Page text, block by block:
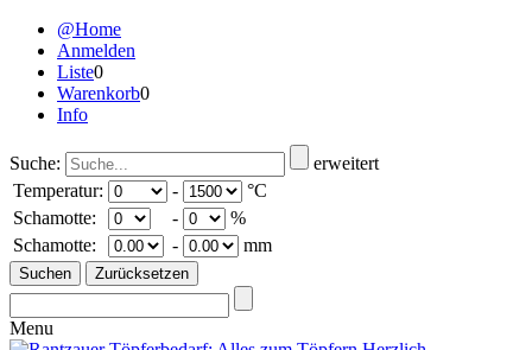
@Home
Anmelden
Liste0
Warenkorb0
Info
Suche:
erweitert
Temperatur:
-
°C
Schamotte:
-
%
Schamotte:
- mm
Menu